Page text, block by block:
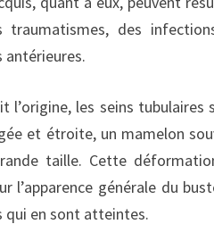
traumatismes, des
antérieures.
l’origine, les seins tubulaires
et étroite, un mamelon
taille. Cette
l’apparence générale du
qui en sont atteintes.